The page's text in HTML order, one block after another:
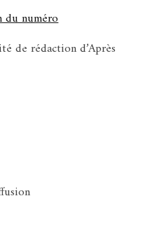
du numéro
de rédaction d’Après